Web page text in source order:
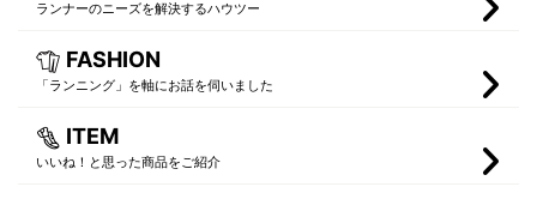
ランナーのニーズを解決するハウツー
FASHION
「ランニング」を軸にお話を伺いました
ITEM
いいね！と思った商品をご紹介